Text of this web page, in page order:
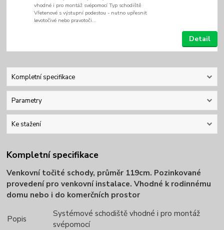
vhodné i pro montáž svépomocí Typ schodiště
Vřetenové s výstupní podestou - nutno upřesnit
levotočivé nebo pravotoči...
Detail
Kompletní specifikace
Parametry
Ke stažení
Kompletní specifikace
Venkovní točité schody, průměr 119cm. Pozinkované
provedení pro venkovní instalace. Vhodné k rodinnému
domu nebo i do komerčních prostor
Popis
Systémové schodiště vhodné i pro montáž
svépomocí